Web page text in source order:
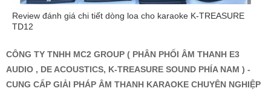
Review đánh giá chi tiết dòng loa cho karaoke K-TREASURE
TD12
CÔNG TY TNHH MC2 GROUP ( PHÂN PHỐI ÂM THANH E3
AUDIO , DE ACOUSTICS, K-TREASURE SOUND PHÍA NAM ) -
CUNG CẤP GIẢI PHÁP ÂM THANH KARAOKE CHUYÊN NGHIỆP